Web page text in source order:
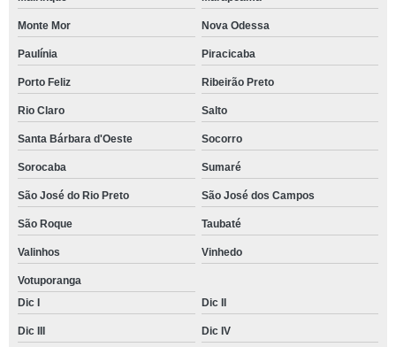
Monte Mor Nova Odessa
Paulínia Piracicaba
Porto Feliz Ribeirão Preto
Rio Claro Salto
Santa Bárbara d'Oeste Socorro
Sorocaba Sumaré
São José do Rio Preto São José dos Campos
São Roque Taubaté
Valinhos Vinhedo
Votuporanga
Dic I
Dic II
Dic III Dic IV